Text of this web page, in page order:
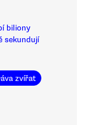
biliony
sekundují
zvířat